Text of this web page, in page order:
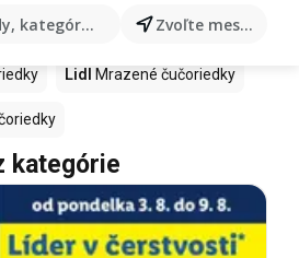
kategórie, produkty... Zvoľte mesto
Lidl Mrazené čučoriedky
kategórie